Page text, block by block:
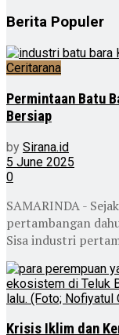
Berita Populer
Ceritarana
Permintaan Batu
Bersiap
by Sirana.id
5 June 2025
0
SAMARINDA -
pertambangan
Sisa industri
Krisis Iklim dan